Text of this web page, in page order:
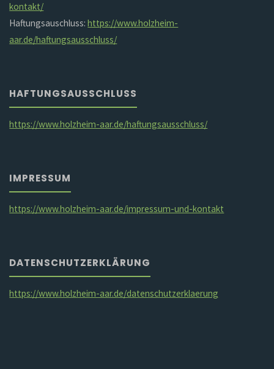
kontakt/
Haftungsauschluss:https://www.holzheim-
aar.de/haftungsausschluss/
HAFTUNGSAUSSCHLUSS
https://www.holzheim-aar.de/haftungsausschluss/
IMPRESSUM
https://www.holzheim-aar.de/impressum-und-kontakt
DATENSCHUTZERKLÄRUNG
https://www.holzheim-aar.de/datenschutzerklaerung